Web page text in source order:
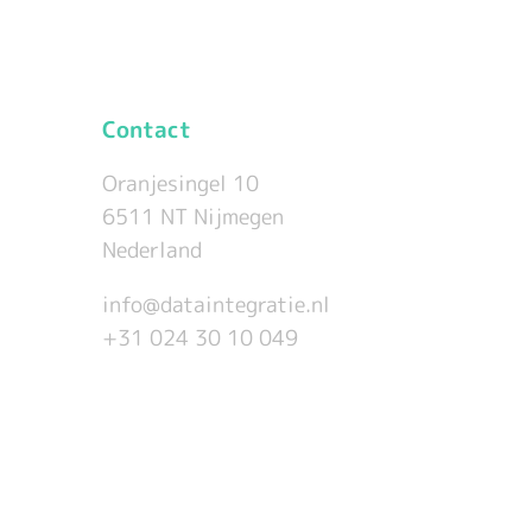
Contact
Oranjesingel 10
6511 NT Nijmegen
Nederland
info@dataintegratie.nl
+31 024 30 10 049